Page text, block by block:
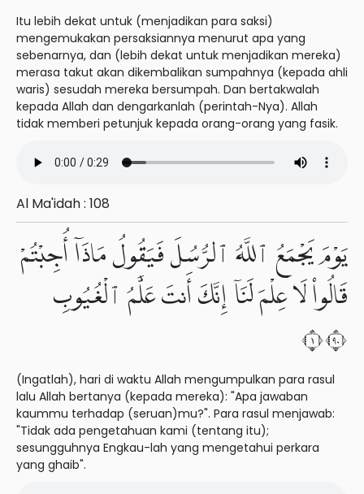
Itu lebih dekat untuk (menjadikan para saksi)
mengemukakan persaksiannya menurut apa yang
sebenarnya, dan (lebih dekat untuk menjadikan mereka)
merasa takut akan dikembalikan sumpahnya (kepada ahli
waris) sesudah mereka bersumpah. Dan bertakwalah
kepada Allah dan dengarkanlah (perintah-Nya). Allah
tidak memberi petunjuk kepada orang-orang yang fasik.
Al Ma'idah : 108
يَوْمَ يَجْمَعُ ٱللَّهُ ٱلرُّسُلَ فَيَقُولُ مَاذَآ أُجِبْتُمْ
قَالُوا۟ لَا عِلْمَ لَنَآ إِنَّكَ أَنتَ عَلَّٰمُ ٱلْغُيُوبِ
١٠٩
(Ingatlah), hari di waktu Allah mengumpulkan para rasul
lalu Allah bertanya (kepada mereka): "Apa jawaban
kaummu terhadap (seruan)mu?". Para rasul menjawab:
"Tidak ada pengetahuan kami (tentang itu);
sesungguhnya Engkau-lah yang mengetahui perkara
yang ghaib".